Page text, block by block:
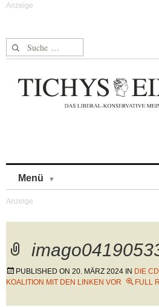
Suche nach:
Menü
PUBLISHED ON 20. MÄRZ 2024 IN DIE
KOALITION MIT DEN LINKEN VOR
FULL